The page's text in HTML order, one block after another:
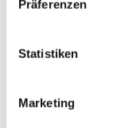
Präferenzen
Statistiken
Marketing
Einrichten
schön
.
hallende
einen zu